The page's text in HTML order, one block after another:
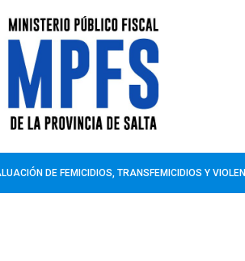
DE FEMICIDIOS, TRANSFEMICIDIOS Y